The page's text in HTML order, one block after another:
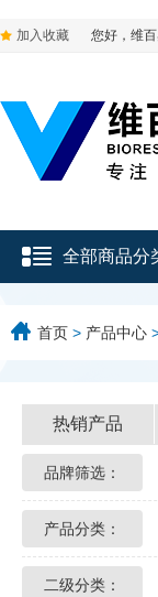
加入收藏 您好，维
全部商品分
首页 > 产品中心
热销产品
品牌筛选：
产品分类：
二级分类：